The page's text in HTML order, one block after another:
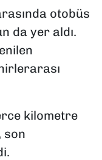
otobüs
da yer aldı.
kilometre
son